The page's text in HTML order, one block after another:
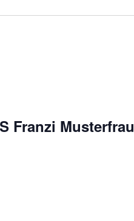
Franzi Musterfrau